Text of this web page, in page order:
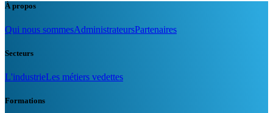
À propos
Qui nous sommesAdministrateursPartenaires
Secteurs
L'industrieLes métiers vedettes
Formations